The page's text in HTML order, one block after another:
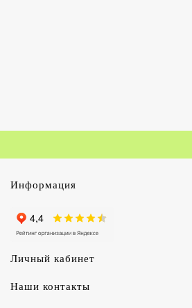
Информация
Личный кабинет
Наши контакты